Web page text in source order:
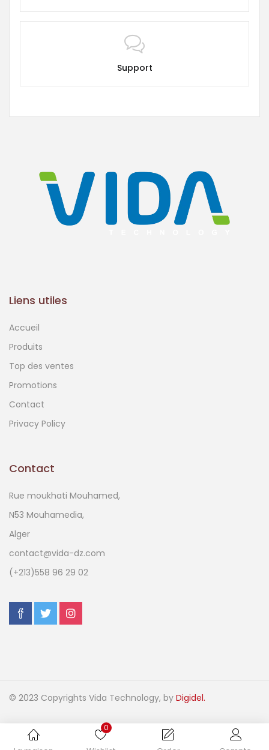
0
Support
Liens utiles
Accueil
Produits
Top des ventes
Promotions
Contact
Privacy Policy
Contact
Rue moukhati Mouhamed,
N53 Mouhamedia,
Alger
contact@vida-dz.com
(+213)558 96 29 02
© 2023 Copyrights Vida Technology, by Digidel.